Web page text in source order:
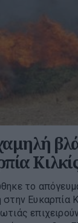
το
Ευκαρπία